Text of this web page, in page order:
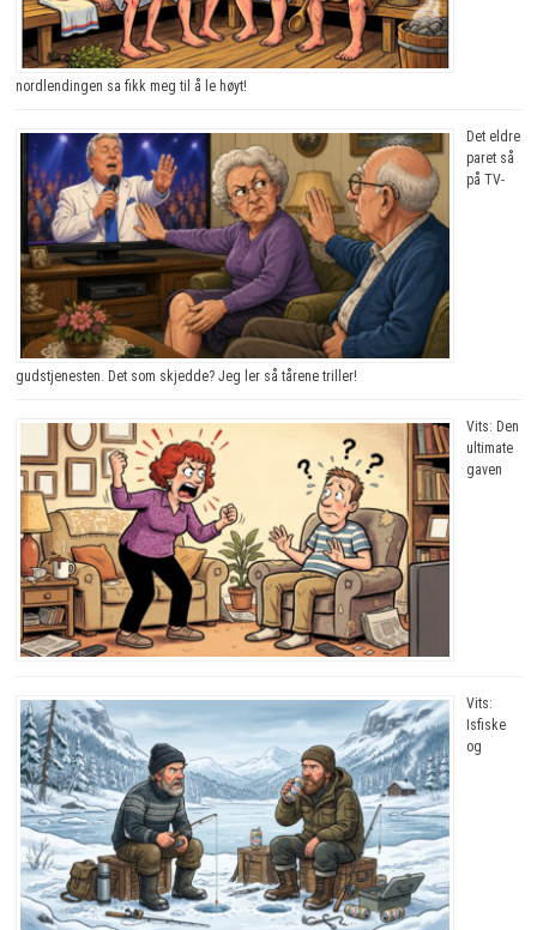
nordlendingen sa fikk meg til å le høyt!
Det eldre
paret så
på TV-
gudstjenesten. Det som skjedde? Jeg ler så tårene triller!
Vits: Den
ultimate
gaven
Vits:
Isfiske
og